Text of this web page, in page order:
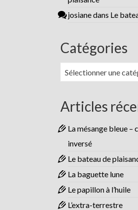
josianedans Le
Catégories
Catégories
Sélectionner une
Articles
La mésange bleue –
inversé
Le bateau de
La baguette lune
Le papillon à l’huile
L’extra-terrestre